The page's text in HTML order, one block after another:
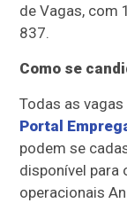
de Vagas, com
837.
Como se
Todas as
Portal
podem se
disponível para
operacionais